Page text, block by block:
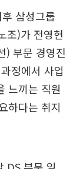
삼성그룹
조)가 전영현
) 부문 경영진
정에서 사업
느끼는 직원
하다는 취지